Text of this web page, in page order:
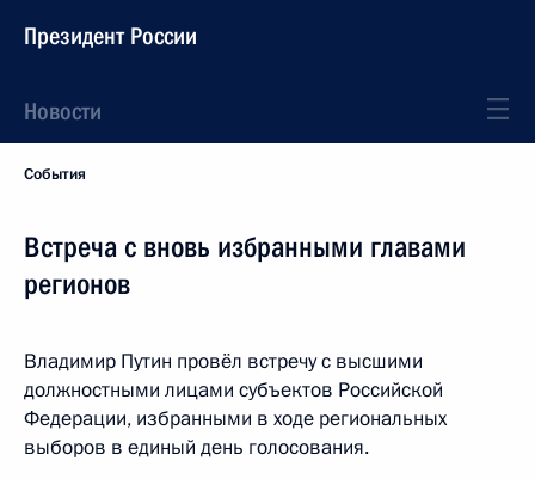
Президент России
Новости
События
Встреча с вновь избранными главами
регионов
Владимир Путин провёл встречу с высшими
должностными лицами субъектов Российской
Федерации, избранными в ходе региональных
выборов в единый день голосования.